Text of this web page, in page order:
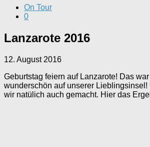
On Tour
0
Lanzarote 2016
12. August 2016
Geburtstag feiern auf Lanzarote! Das
wunderschön auf unserer
wir natülich auch gemacht. Hier das